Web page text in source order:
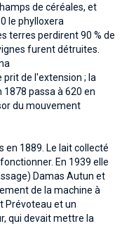
de céréales, et
le phylloxera
terres perdirent 90 % de
furent détruites.
de l'extension ; la
passa à 620 en
du mouvement
en 1889. Le lait collecté
En 1939 elle
Damas Autun et
de la machine à
Prévoteau et un
qui devait mettre la